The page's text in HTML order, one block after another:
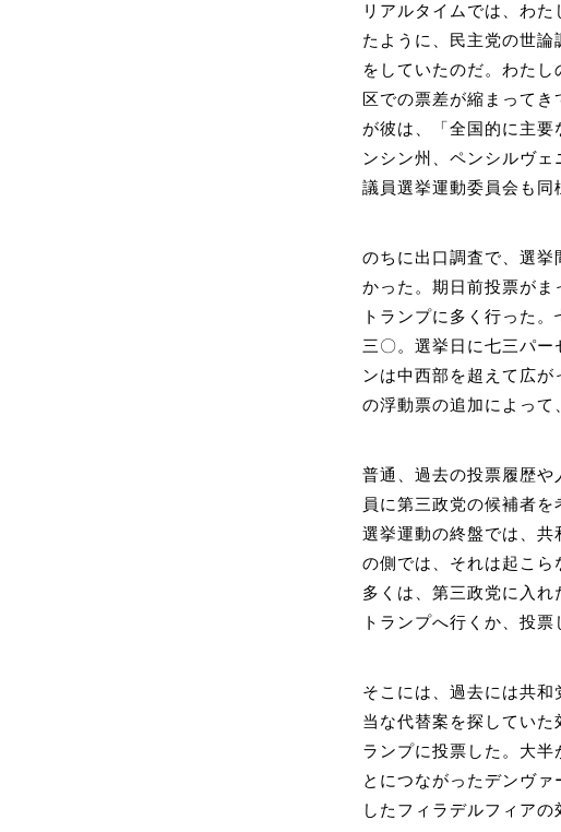
リアルタイムでは、わ
たように、民主党の世
をしていたのだ。わた
区での票差が縮まって
が彼は、「全国的に主
ンシン州、ペンシルヴ
議員選挙運動委員会も同
のちに出口調査で、選
かった。期日前投票が
トランプに多く行った
三〇。選挙日に七三パ
ンは中西部を超えて広
の浮動票の追加によって
普通、過去の投票履歴
員に第三政党の候補者
選挙運動の終盤では、共
の側では、それは起こ
多くは、第三政党に入
トランプへ行くか、投票
そこには、過去には共
当な代替案を探してい
ランプに投票した。大
とにつながったデンヴ
したフィラデルフィアの